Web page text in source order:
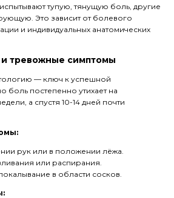
тупую, тянущую боль, другие
Это зависит от болевого
и индивидуальных анатомических
тревожные симптомы
— ключ к успешной
боль постепенно утихает на
а спустя 10-14 дней почти
рук или в положении лёжа.
или распирания.
в области сосков.